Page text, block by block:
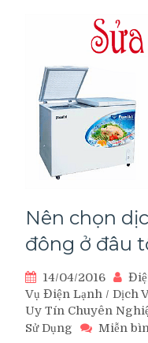
Nên chọn
đông ở đâu
14/04/2016
Vụ Điện Lạnh / Dịch
Uy Tín Chuyên
Sử Dụng
Miễn